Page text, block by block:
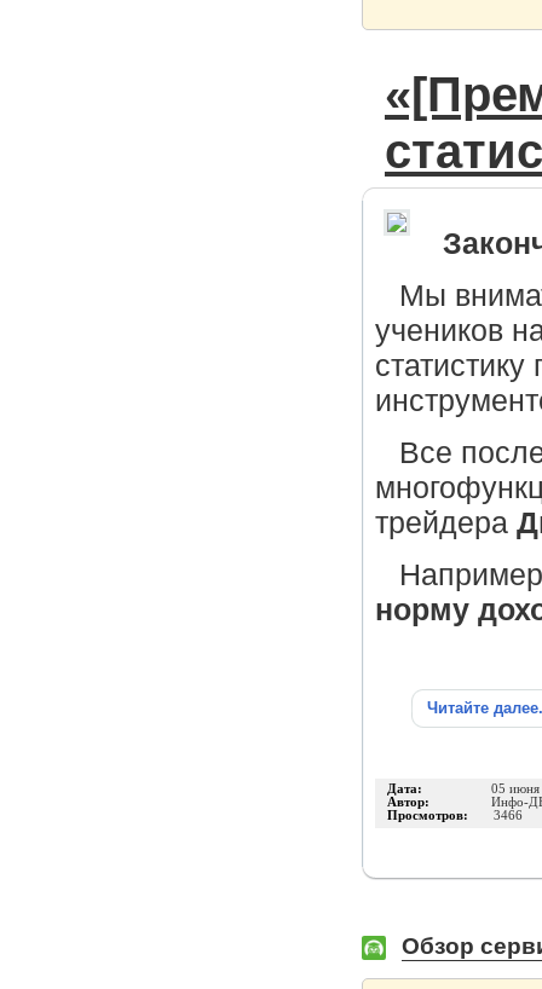
Мы
учеников
Все
трейдера
норму
Читайте
Дата: 05 июня
Автор: Инфо-
Просмотров: 3466
Обзор